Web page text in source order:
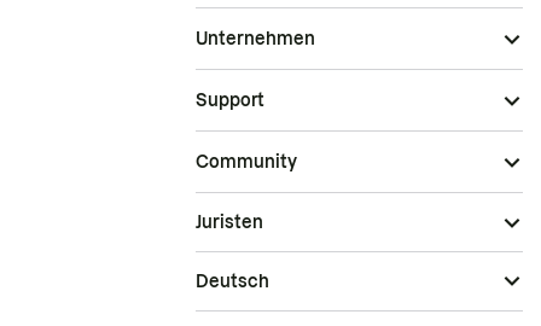
Unternehmen
Support
Community
Juristen
Deutsch